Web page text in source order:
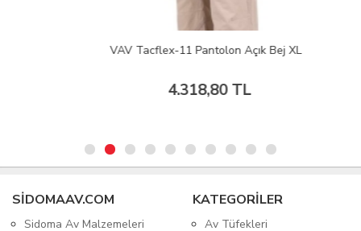
VAV Tacflex-11 Pantolon Açık Bej XL
4.318,80 TL
SIDOMAAV.COM
Sidoma Av Malzemeleri
KATEGORİLER
Av Tüfekleri